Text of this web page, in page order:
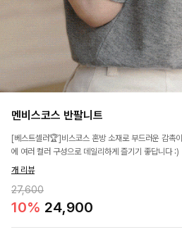
멘비스코스 반팔니트
[베스트셀러🏆]비스코스 혼방 소재로 부드러운 감촉
에 여러 컬러 구성으로 데일리하게 즐기기 좋답니다 :)
개 리뷰
27,600
10% 24,900